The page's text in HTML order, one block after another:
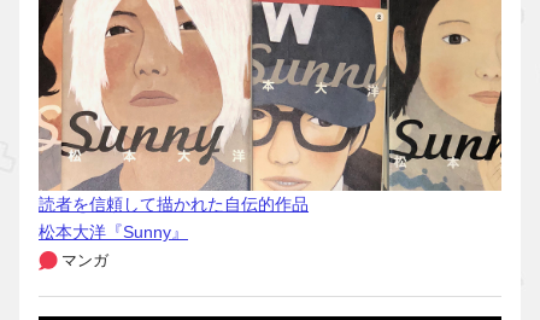
読者を信頼して描かれた自伝的作品
松本大洋『Sunny』
マンガ